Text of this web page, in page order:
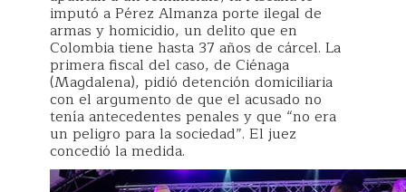
imputó a Pérez Almanza porte ilegal de
armas y homicidio, un delito que en
Colombia tiene hasta 37 años de cárcel. La
primera fiscal del caso, de Ciénaga
(Magdalena), pidió detención domiciliaria
con el argumento de que el acusado no
tenía antecedentes penales y que “no era
un peligro para la sociedad”. El juez
concedió la medida.